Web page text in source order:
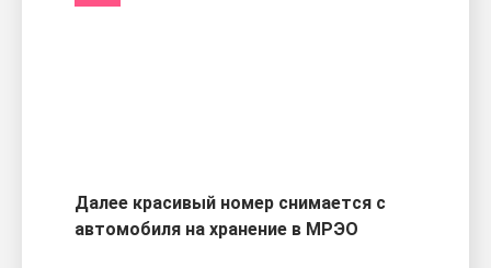
Далее красивый номер снимается с
автомобиля на хранение в МРЭО